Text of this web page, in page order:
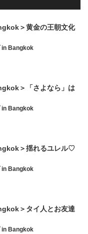
＞黄金の王朝文化
in Bangkok
＞「さよなら」は
in Bangkok
＞揺れるユレル♡
in Bangkok
＞タイ人とお友達
in Bangkok